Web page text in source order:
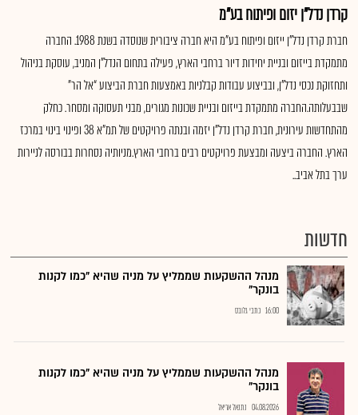
קרדן נדל"ן יזום ופיתוח בע"מ
חברת קרדן נדל"ן ייזום ופיתוח בע"מ היא חברה ציבורית שנוסדה בשנת 1988. החברה
מתמקדת בייזום ובניית יחידות דיור ברחבי הארץ, פעילה בתחום הנדל"ן המניב, עוסקת בניהול
ותחזוקת נכסי נדל"ן, ובביצוע עבודות קבלניות באמצעות חברת הביצוע “אל הר”
שבבעלותה.החברה מתמקדת בייזום ובניית שכונות מגורים, מבני תעסוקה ומסחר. כחלק
מהתחדשות עירונית, חברת קרדן נדל"ן יזמה ובנתה פרויקטים של תמ"א 38 ופינוי בינוי במרכז
הארץ. החברה ביצעה ומבצעת פרויקטים רבים ברחבי הארץ.מניותיה נסחרות בבורסה לניירות
ערך בתל אביב..
חדשות
מנהל ההשקעות שממליץ על מניה שהיא "כמו לקנות
בונקר"
16:00 כתבי גלובס
מנהל ההשקעות שממליץ על מניה שהיא "כמו לקנות
בונקר"
04.08.2026 נתנאל אריאל